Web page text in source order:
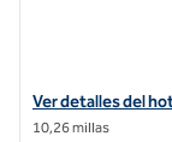
Ver detalles del
Ver detalles del
10,26 millas